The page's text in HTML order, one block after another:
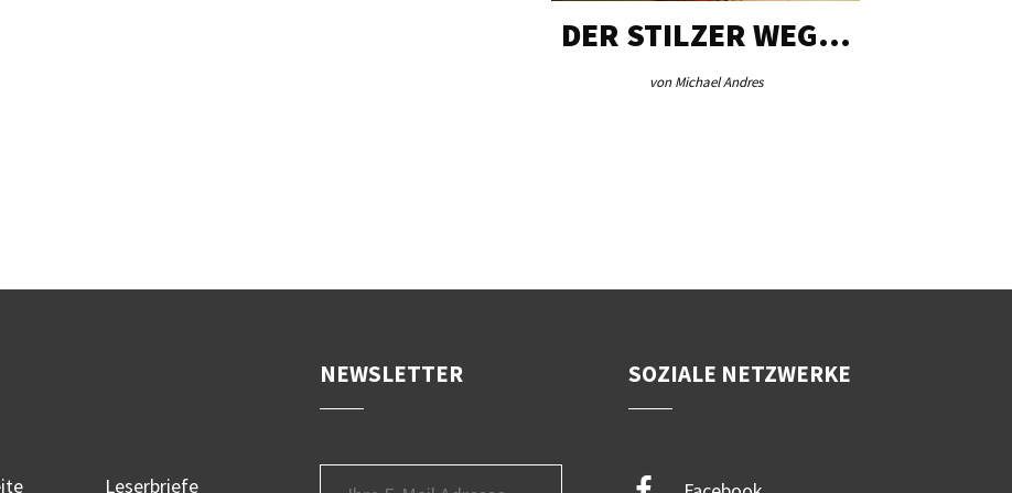
DER STILZER WEG…
von Michael Andres
Leserbriefe
NEWSLETTER SOZIALE NETZWERKE